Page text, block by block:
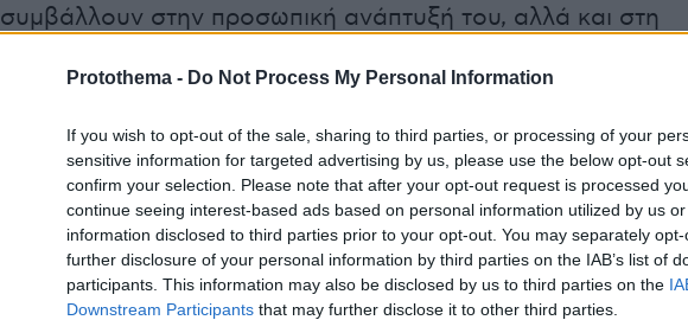
Protothema - Do Not Process My Personal Information
If you wish to opt-out of the sale, sharing to third parties, or processing of your
sensitive information for targeted advertising by us, please use the below opt-out
confirm your selection. Please note that after your opt-out request is processed
continue seeing interest-based ads based on personal information utilized by us
information disclosed to third parties prior to your opt-out. You may separately
further disclosure of your personal information by third parties on the IAB’s list of
participants. This information may also be disclosed by us to third parties on the
Downstream Participants that may further disclose it to other third parties.
συμβάλλουν στην προσωπική ανάπτυξή του, αλλά και στη
τα παιδιά έχουν δυνατά σημεία που μπορούν να